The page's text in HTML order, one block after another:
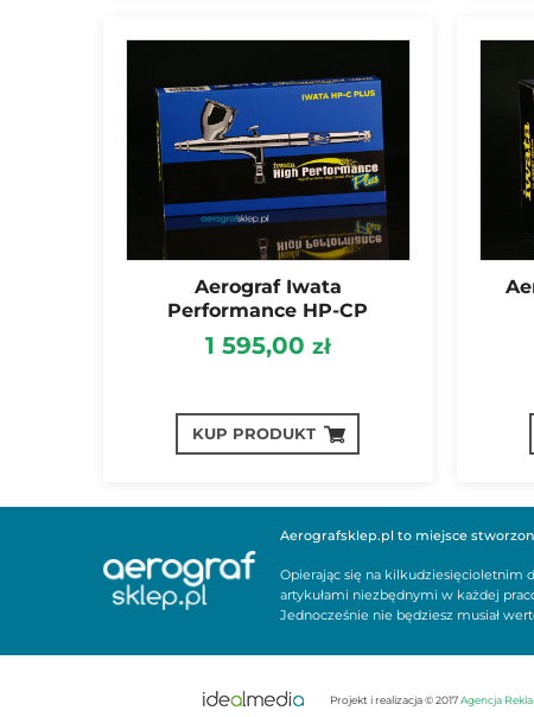
Aerograf Iwata
Performance HP-CP
1 595,00zł
KUP PRODUKT
Aerografsklep.pl to miejsce
Opierając się na kilkudziesięcioletnim
artykułami niezbędnymi w każdej
Jednocześnie nie będziesz musiał
Projekt i realizacja © 2017 Agencja